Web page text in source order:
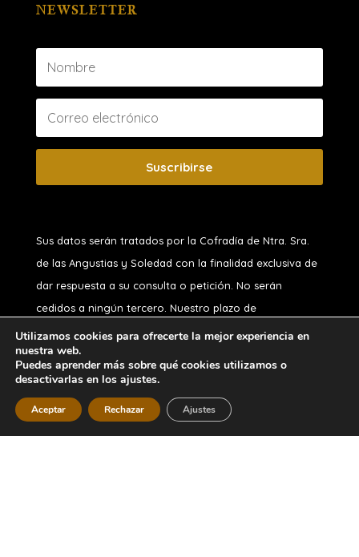
NEWSLETTER
Suscribirse
Sus datos serán tratados por la Cofradía de Ntra. Sra.
de las Angustias y Soledad con la finalidad exclusiva de
dar respuesta a su consulta o petición. No serán
cedidos a ningún tercero. Nuestro plazo de
conservación, si usted no es hermano, es de 1 año.
Puede ejercitar sus derechos de acceso, rectificación,
oposición, supresión, portabilidad o limitación y a no ser
objeto de decisiones automatizadas, en nuestro correo
Utilizamos cookies para ofrecerte la mejor experiencia en
nuestra web.
Puedes aprender más sobre qué cookies utilizamos o
desactivarlas en los ajustes.
Aceptar Rechazar Ajustes